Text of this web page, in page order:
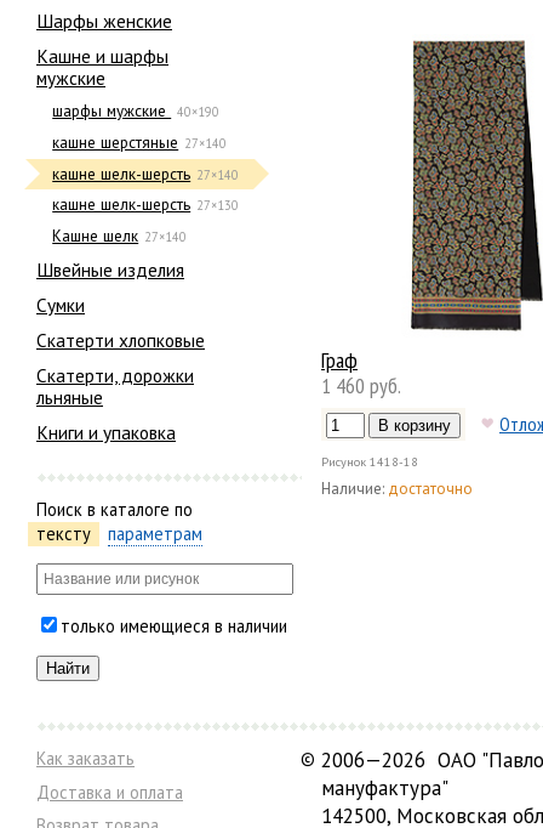
Шарфы женские
Кашне и шарфы
мужские
шарфы мужские 40×190
кашне шерстяные 27×140
кашне шелк-шерсть 27×140
кашне шелк-шерсть 27×130
Кашне шелк 27×140
Швейные изделия
Сумки
Скатерти хлопковые
Скатерти, дорожки
льняные
Книги и упаковка
Поиск в каталоге по
тексту
параметрам
только имеющиеся в наличии
Граф
1 460 руб.
Рисунок 1418-18
Наличие: достаточно
Как заказать
Доставка и оплата
© 2006—2026 ОАО
мануфактура"
142500, Московская